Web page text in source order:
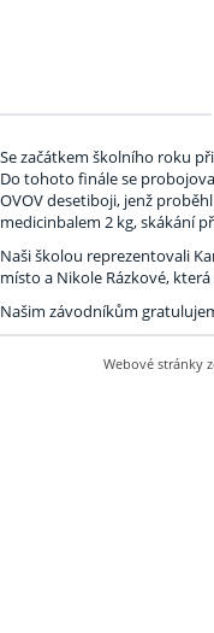
Se začátkem školního roku
Do tohoto finále se
OVOV desetiboji, jenž
medicinbalem 2 kg, skákání
Naši školou reprezentovali
místo a Nikole Rázkové,
Našim závodníkům
Webové stránky